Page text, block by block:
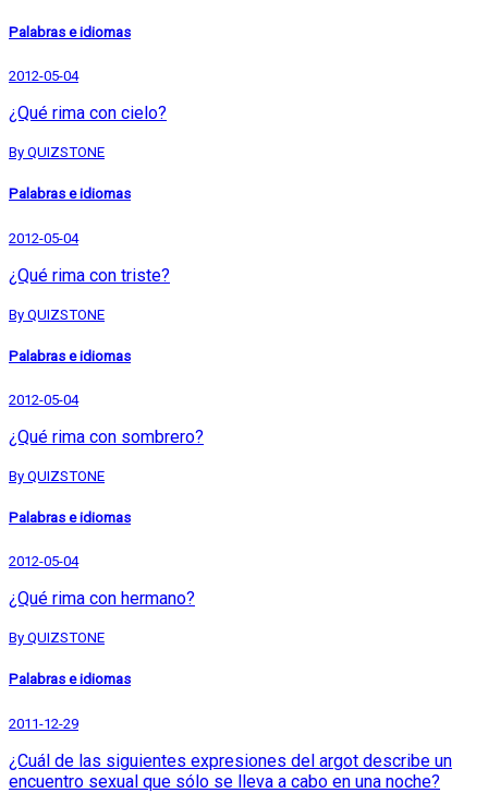
Palabras e idiomas
2012-05-04
¿Qué rima con cielo?
By QUIZSTONE
Palabras e idiomas
2012-05-04
¿Qué rima con triste?
By QUIZSTONE
Palabras e idiomas
2012-05-04
¿Qué rima con sombrero?
By QUIZSTONE
Palabras e idiomas
2012-05-04
¿Qué rima con hermano?
By QUIZSTONE
Palabras e idiomas
2011-12-29
¿Cuál de las siguientes expresiones del argot describe un
encuentro sexual que sólo se lleva a cabo en una noche?